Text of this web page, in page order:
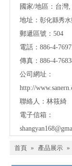
國家/地區：台灣
地址： 彰化縣秀
郵遞區號：504
電話：886-4-
傳真：886-4-
公司網址：
http://
聯絡人：林筱綺
電子信箱：
首頁 » 產品展示 »